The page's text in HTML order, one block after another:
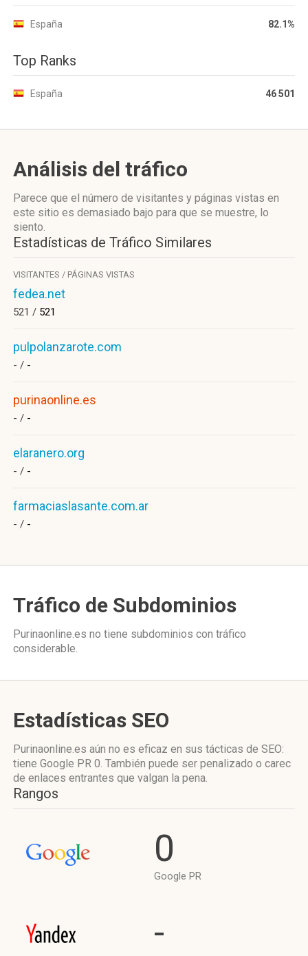
España 82.1%
Top Ranks
España 46 501
Análisis del tráfico
Parece que el número de visitantes y páginas vistas en
este sitio es demasiado bajo para que se muestre, lo
siento.
Estadísticas de Tráfico Similares
VISITANTES / PÁGINAS VISTAS
fedea.net
521 / 521
pulpolanzarote.com
- / -
purinaonline.es
- / -
elaranero.org
- / -
farmaciaslasante.com.ar
- / -
Tráfico de Subdominios
Purinaonline.es no tiene subdominios con tráfico
considerable.
Estadísticas SEO
Purinaonline.es aún no es eficaz en sus tácticas de SEO:
tiene Google PR 0. También puede ser penalizado o carec
de enlaces entrantes que valgan la pena.
Rangos
0
Google PR
-